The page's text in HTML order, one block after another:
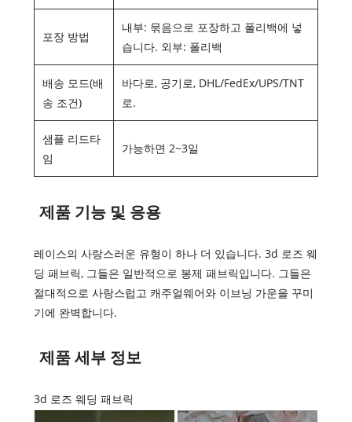
포장 방법
내부: 묶음으로 포장하고 폴리백에 넣
습니다. 외부: 폴리백
배송 모드(배
송 조건)
바다로, 공기로, DHL/FedEx/UPS/TNT
로.
샘플 리드타
임
가능하면 2~3일
제품 기능 및 응용
레이스의 사랑스러운 유형이 하나 더 있습니다. 3d 로즈 웨
딩 패브릭, 그들은 일반적으로 봉제 패브릭입니다. 그들은
절대적으로 사랑스럽고 캐주얼웨어와 이브닝 가운을 꾸미
기에 완벽합니다.
제품 세부 정보
3d 로즈 웨딩 패브릭